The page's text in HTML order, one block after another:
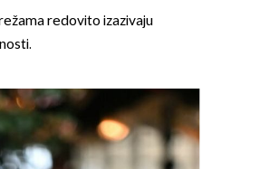
redovito izazivaju